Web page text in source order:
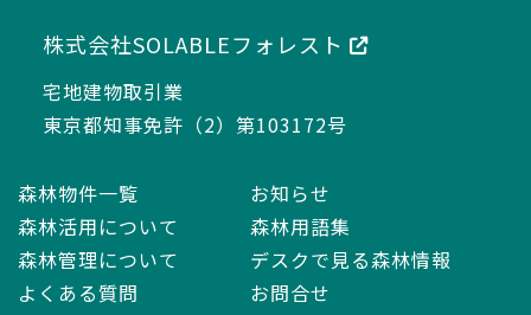
株式会社SOLABLEフォレスト
宅地建物取引業
東京都知事免許（2）第103172号
森林物件一覧
森林活用について
森林管理について
よくある質問
お知らせ
森林用語集
デスクで見る森林情報
お問合せ